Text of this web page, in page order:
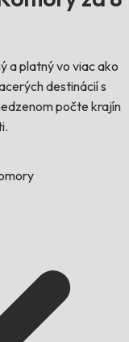
a platný vo viac ako
destinácií s
počte krajín